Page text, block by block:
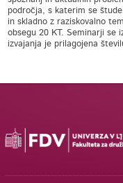
področja, s katerim se
in skladno z raziskovalno
obsegu 20 KT. Seminarji se
izvajanja je prilagojena